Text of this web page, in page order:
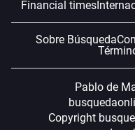
Financial times
Sobre Búsqueda
Pablo de
Copyright